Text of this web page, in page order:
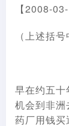
【2008-
（上述括号
早在约五
机会到非
药厂用钱